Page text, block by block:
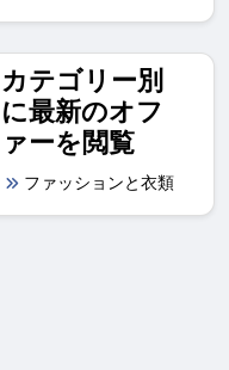
カテゴリー別
に最新のオフ
ァーを閲覧
ファッションと衣類